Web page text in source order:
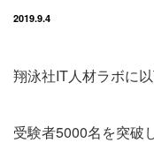
2019.9.4
翔泳社IT人材ラボに
受験者5000名を突破